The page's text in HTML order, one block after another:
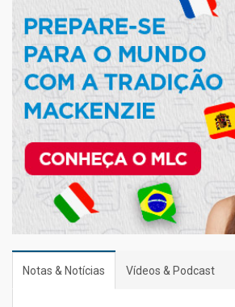
Notas & Notícias Vídeos & Podcast